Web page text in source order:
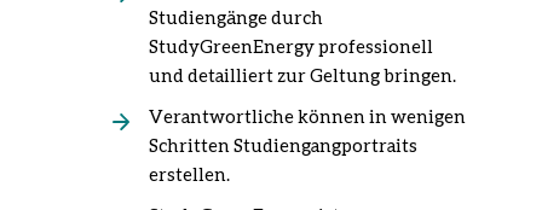
Studiengänge durch
StudyGreenEnergy professionell
und detailliert zur Geltung bringen.
Verantwortliche können in wenigen
Schritten Studiengangportraits
erstellen.